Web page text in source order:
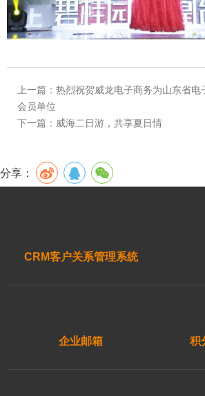
上一篇： 热烈祝贺威龙电子商务为山东省电
会员单位
下一篇： 威海二日游，共享夏日情
分享：
CRM客户关系管理系统
企业邮箱 积